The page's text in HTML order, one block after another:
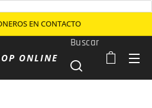
EN CONTACTO
ONLINE
Buscar